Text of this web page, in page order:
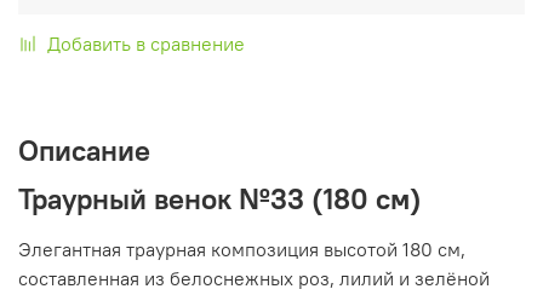
Добавить в сравнение
Описание
Траурный венок №33 (180 см)
Элегантная траурная композиция высотой 180 см,
составленная из белоснежных роз, лилий и зелёной